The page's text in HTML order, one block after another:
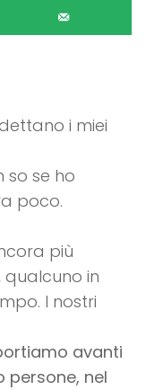
i miei
se ho
poco.
più
in
I nostri
avanti
nel